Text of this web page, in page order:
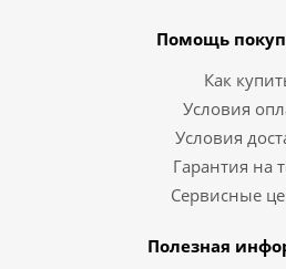
Помощь
Как
Условия
Условия
Гарантия на
Сервисные
Полезная